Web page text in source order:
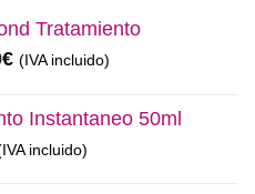
Tratamiento
€El
actual
130,00€.
(IVA incluido)
Instantaneo 50ml
incluido)